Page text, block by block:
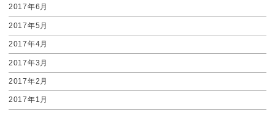
2017年6月
2017年5月
2017年4月
2017年3月
2017年2月
2017年1月